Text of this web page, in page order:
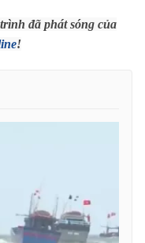
đã phát sóng của
!